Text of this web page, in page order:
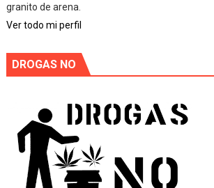
granito de arena.
Ver todo mi perfil
DROGAS NO